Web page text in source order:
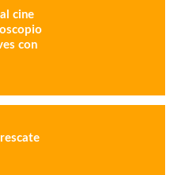
cine
con